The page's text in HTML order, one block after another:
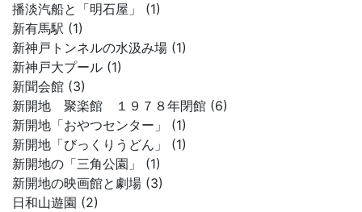
播淡汽船と「明石屋」 (1)
新有馬駅 (1)
新神戸トンネルの水汲み場 (1)
新神戸大プール (1)
新聞会館 (3)
新開地 聚楽館 １９７８年閉館 (6)
新開地「おやつセンター」 (1)
新開地「びっくりうどん」 (1)
新開地の「三角公園」 (1)
新開地の映画館と劇場 (3)
日和山遊園 (2)